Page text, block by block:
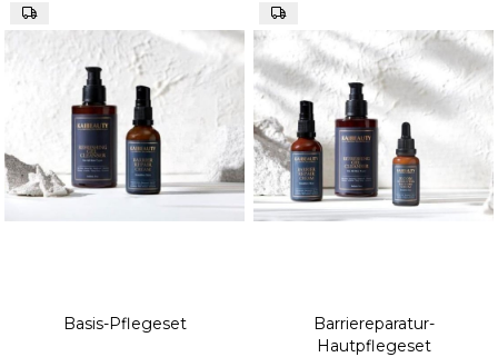
Basis-Pflegeset
Produkt
Barriereparatur-
Hautpflegeset
Produkt